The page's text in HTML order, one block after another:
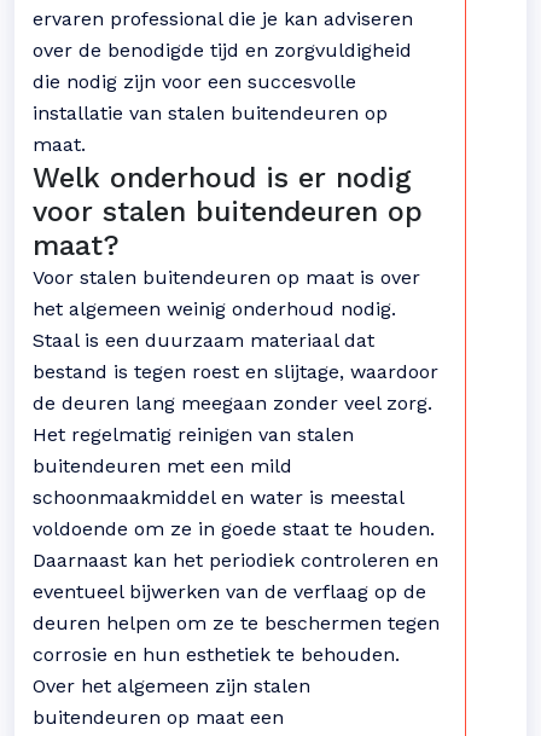
ervaren professional die je kan adviseren
over de benodigde tijd en zorgvuldigheid
die nodig zijn voor een succesvolle
installatie van stalen buitendeuren op
maat.
Welk onderhoud is er nodig
voor stalen buitendeuren op
maat?
Voor stalen buitendeuren op maat is over
het algemeen weinig onderhoud nodig.
Staal is een duurzaam materiaal dat
bestand is tegen roest en slijtage, waardoor
de deuren lang meegaan zonder veel zorg.
Het regelmatig reinigen van stalen
buitendeuren met een mild
schoonmaakmiddel en water is meestal
voldoende om ze in goede staat te houden.
Daarnaast kan het periodiek controleren en
eventueel bijwerken van de verflaag op de
deuren helpen om ze te beschermen tegen
corrosie en hun esthetiek te behouden.
Over het algemeen zijn stalen
buitendeuren op maat een